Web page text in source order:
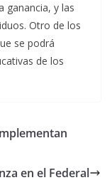
ganancia, y las
Otro de los
se podrá
de los
en el Federal